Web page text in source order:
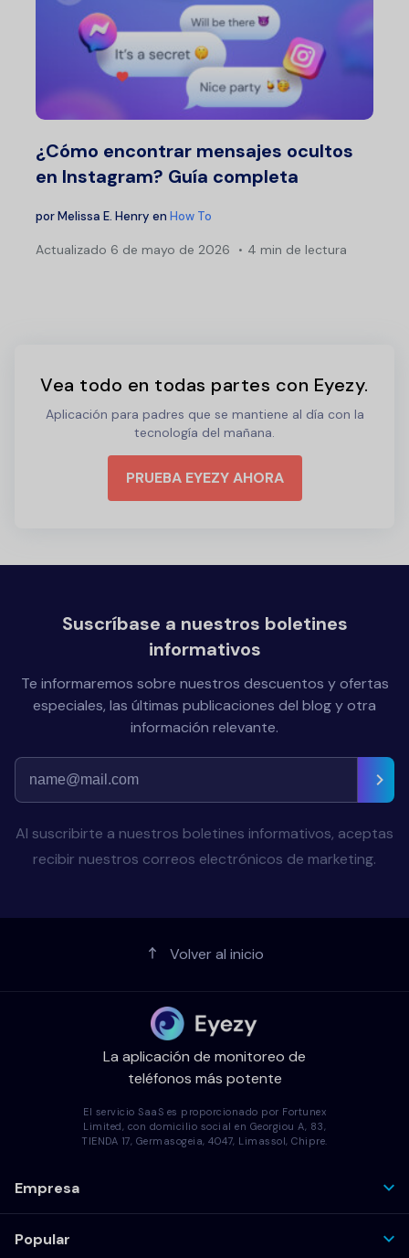
¿Cómo encontrar mensajes ocultos
en Instagram? Guía completa
porMelissa E. Henry en How To
Actualizado 6 de mayo de 2026 4 min de lectura
Vea todo en todas partes con Eyezy.
Aplicación para padres que se mantiene al día con la
tecnología del mañana.
PRUEBA EYEZY AHORA
Suscríbase a nuestros boletines
informativos
Te informaremos sobre nuestros descuentos y ofertas
especiales, las últimas publicaciones del blog y otra
información relevante.
Al suscribirte a nuestros boletines informativos, aceptas
recibir nuestros correos electrónicos de marketing.
Volver al inicio
La aplicación de monitoreo de
teléfonos más potente
El servicio SaaS es proporcionado por Fortunex
Limited, con domicilio social en Georgiou A, 83,
TIENDA 17, Germasogeia, 4047, Limassol, Chipre.
Empresa
Popular